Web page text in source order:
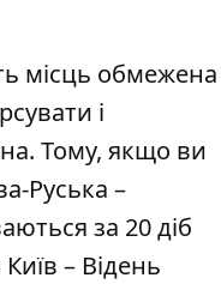
місць обмежена
і
Тому, якщо ви
Руська –
за 20 діб
– Відень